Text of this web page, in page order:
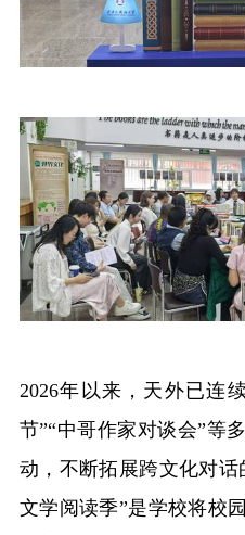
2026年以来，天外已连
节”“中哥作家对谈会”等
动，不断拓展跨文化对
文学阅读季”是学校将校